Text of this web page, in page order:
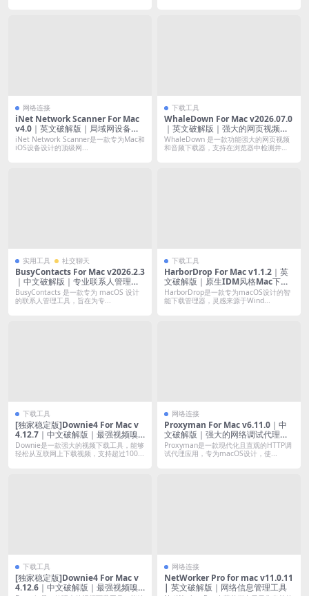
网络连接
iNet Network Scanner For Mac
v4.0｜英文破解版｜局域网设备扫
描工具
iNet Network Scanner是一款专为Mac和
iOS设备设计的顶级网...
下载工具
WhaleDown For Mac v2026.07.0
｜英文破解版｜强大的网页视频下
载工具
WhaleDown 是一款功能强大的网页视频
和音频下载器，支持在浏览器中检测并
实用工具 社交聊天
BusyContacts For Mac v2026.2.3
｜中文破解版｜专业联系人管理工
具
BusyContacts 是一款专为 macOS 设计
的联系人管理工具，旨在为专...
下载工具
HarborDrop For Mac v1.1.2｜英
文破解版｜原生IDM风格Mac下载
器
HarborDrop是一款专为macOS设计的智
能下载管理器，灵感来源于Wind...
下载工具
[独家稳定版]Downie4 For Mac v
4.12.7｜中文破解版｜最强视频嗅
探下载(支持油管B站抖音小红书优
酷土豆腾讯等)
Downie是一款强大的视频下载工具，能够
轻松从互联网上下载视频，支持超过100...
网络连接
Proxyman For Mac v6.11.0｜中
文破解版｜强大的网络调试代理工
具
Proxyman是一款现代化且直观的HTTP调
试代理应用，专为macOS设计，使...
下载工具
[独家稳定版]Downie4 For Mac v
4.12.6｜中文破解版｜最强视频嗅
网络连接
NetWorker Pro for mac v11.0.11
| 英文破解版｜网络信息管理工具